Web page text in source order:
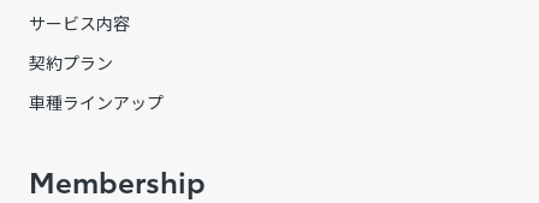
サービス内容
契約プラン
車種ラインアップ
Membership